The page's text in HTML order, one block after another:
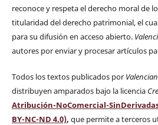
reconoce y respeta el derecho moral de
titularidad del derecho patrimonial, el
para su difusión en acceso abierto.
autores por enviar y procesar artículos
Todos los textos publicados por
distribuyen amparados bajo la licencia
Atribución-NoComercial-
BY-NC-ND 4.0), que permite a terceros